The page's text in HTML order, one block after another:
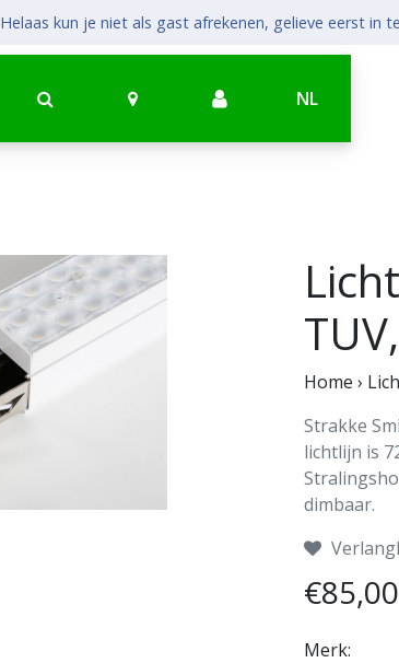
NL
Helaas kun je niet als gast afrekenen, gelieve eerst in
Home ›
Strakke
lichtlijn is
dimbaar.
€85,00
Merk: